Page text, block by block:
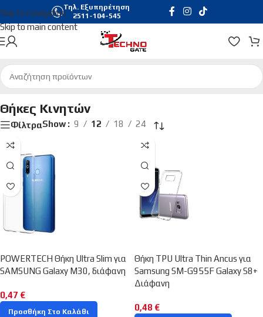
Skip to navigation
Skip to main content
Τηλ. Εξυπηρέτηση
2511-104-545
Αρχική σελίδα/Τηλεφωνία & Tablets/Θήκες Κινητών
Θήκες Κινητών
ΦίλτραShow 9 12 18 24
POWERTECH Θήκη Ultra Slim για
SAMSUNG Galaxy M30, διάφανη
0,47 €
Προσθήκη Στο Καλάθι
Θήκη TPU Ultra Thin Ancus για
Samsung SM-G955F Galaxy S8+
Διάφανη
0,48 €